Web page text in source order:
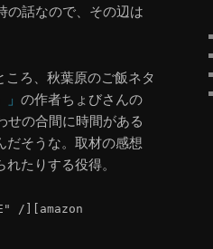
の話なので、その辺は
ろ、秋葉原のご飯ネタ
の作者ちょびさんの
せの合間に時間がある
だそうな。取材の感想
たりする役得。
/] [amazon